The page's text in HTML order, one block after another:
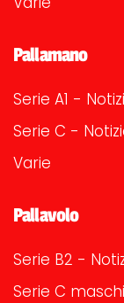
Pallamano
Serie A1 -
Serie C -
Varie
Pallavolo
Serie B2 -
Serie C